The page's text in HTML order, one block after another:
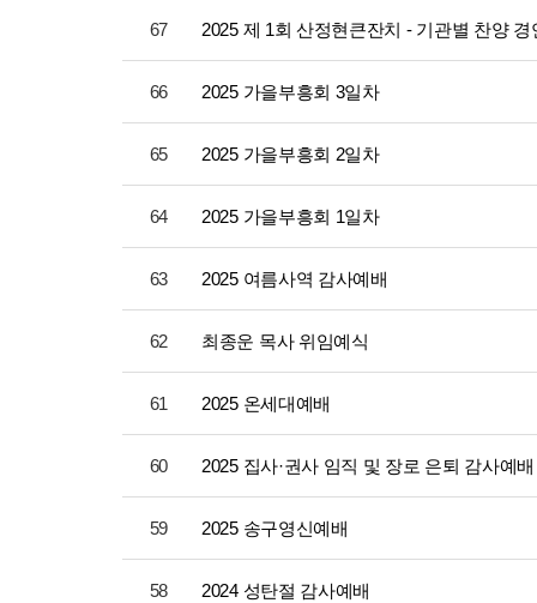
67 2025 제 1회 산정현큰잔치 - 기관별 찬양 경
66 2025 가을부흥회 3일차
65 2025 가을부흥회 2일차
64 2025 가을부흥회 1일차
63 2025 여름사역 감사예배
62 최종운 목사 위임예식
61 2025 온세대예배
60 2025 집사·권사 임직 및 장로 은퇴 감사예배
59 2025 송구영신예배
58 2024 성탄절 감사예배